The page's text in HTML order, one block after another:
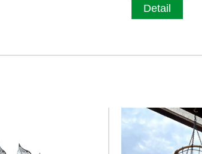
Detail